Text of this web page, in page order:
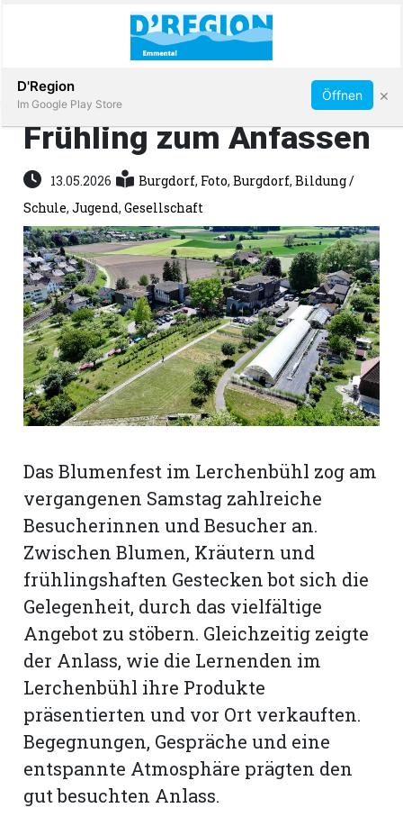
Immobilien
Veranstaltungen
Stellen
E-
Paper
App
Abonnieren
Frühling zum Anfassen
13.05.2026 Burgdorf, Foto,Burgdorf,Bildung /
Schule,Jugend,Gesellschaft
Das Blumenfest im Lerchenbühl zog am
vergangenen Samstag zahlreiche
Besucherinnen und Besucher an.
Zwischen Blumen, Kräutern und
frühlingshaften Gestecken bot sich die
Gelegenheit, durch das vielfältige
Angebot zu stöbern. Gleichzeitig zeigte
der Anlass, wie die Lernenden im
Lerchenbühl ihre Produkte
präsentierten und vor Ort verkauften.
Begegnungen, Gespräche und eine
entspannte Atmosphäre prägten den
gut besuchten Anlass.
D'Region
Im Google Play Store
Öffnen ×